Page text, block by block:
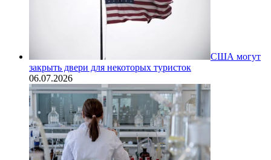
США могут
закрыть двери для некоторых туристок
06.07.2026